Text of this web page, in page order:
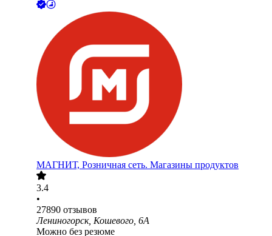
МАГНИТ, Розничная сеть. Магазины продуктов
3.4
•
27890 отзывов
Лениногорск, Кошевого, 6А
Можно без резюме